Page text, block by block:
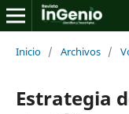
Inicio / Archivos /
Estrategia